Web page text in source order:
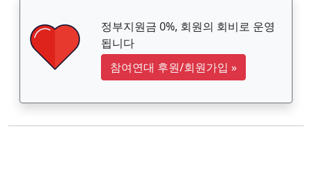
정부지원금 0%, 회원의 회비로 운영
됩니다
참여연대 후원/회원가입 »